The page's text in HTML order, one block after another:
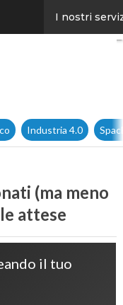
I nostri
Industria 4.0
(ma meno
attese
il tuo